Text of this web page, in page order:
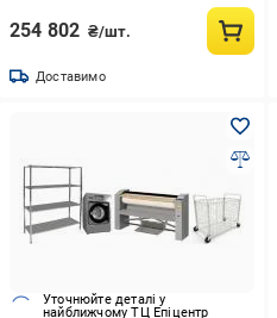
254 802 ₴/шт.
Доставимо
Уточнюйте деталі у
найближчому ТЦ Епіцентр